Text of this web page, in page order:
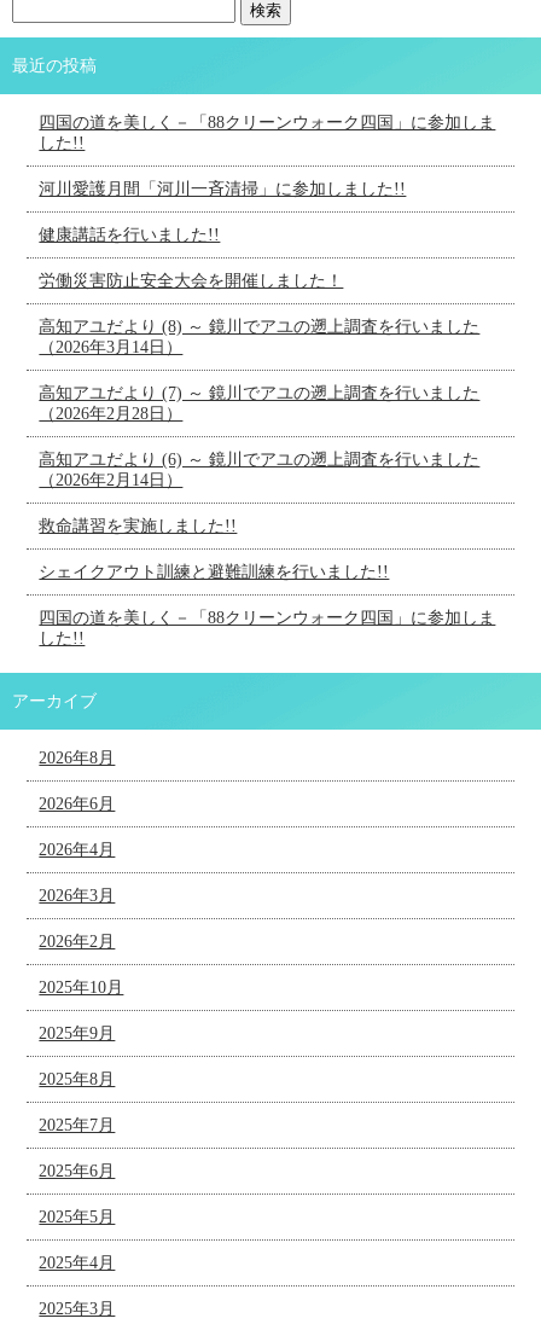
最近の投稿
四国の道を美しく－「88クリーンウォーク四国」に参加しま
した!!
河川愛護月間「河川一斉清掃」に参加しました!!
健康講話を行いました!!
労働災害防止安全大会を開催しました！
高知アユだより (8) ～ 鏡川でアユの遡上調査を行いました
（2026年3月14日）
高知アユだより (7) ～ 鏡川でアユの遡上調査を行いました
（2026年2月28日）
高知アユだより (6) ～ 鏡川でアユの遡上調査を行いました
（2026年2月14日）
救命講習を実施しました!!
シェイクアウト訓練と避難訓練を行いました!!
四国の道を美しく－「88クリーンウォーク四国」に参加しま
した!!
アーカイブ
2026年8月
2026年6月
2026年4月
2026年3月
2026年2月
2025年10月
2025年9月
2025年8月
2025年7月
2025年6月
2025年5月
2025年4月
2025年3月